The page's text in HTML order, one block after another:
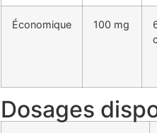
Économique 100 mg
Dosages